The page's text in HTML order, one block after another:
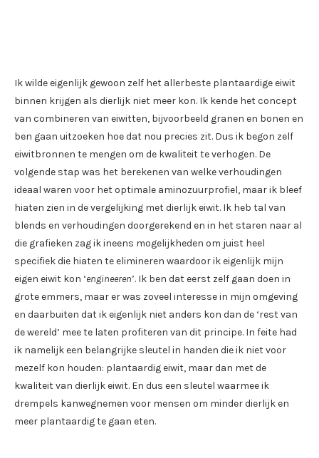
Ik wilde eigenlijk gewoon zelf het allerbeste plantaardige eiwit
binnen krijgen als dierlijk niet meer kon. Ik kende het concept
van combineren van eiwitten, bijvoorbeeld granen en bonen en
ben gaan uitzoeken hoe dat nou precies zit. Dus ik begon zelf
eiwitbronnen te mengen om de kwaliteit te verhogen. De
volgende stap was het berekenen van welke verhoudingen
ideaal waren voor het optimale aminozuurprofiel, maar ik bleef
hiaten zien in de vergelijking met dierlijk eiwit. Ik heb tal van
blends en verhoudingen doorgerekend en in het staren naar al
die grafieken zag ik ineens mogelijkheden om juist heel
specifiek die hiaten te elimineren waardoor ik eigenlijk mijn
eigen eiwit kon ‘engineeren’. Ik ben dat eerst zelf gaan doen in
grote emmers, maar er was zoveel interesse in mijn omgeving
en daarbuiten dat ik eigenlijk niet anders kon dan de ‘rest van
de wereld’ mee te laten profiteren van dit principe. In feite had
ik namelijk een belangrijke sleutel in handen die ik niet voor
mezelf kon houden: plantaardig eiwit, maar dan met de
kwaliteit van dierlijk eiwit. En dus een sleutel waarmee ik
drempels kanwegnemen voor mensen om minder dierlijk en
meer plantaardig te gaan eten.